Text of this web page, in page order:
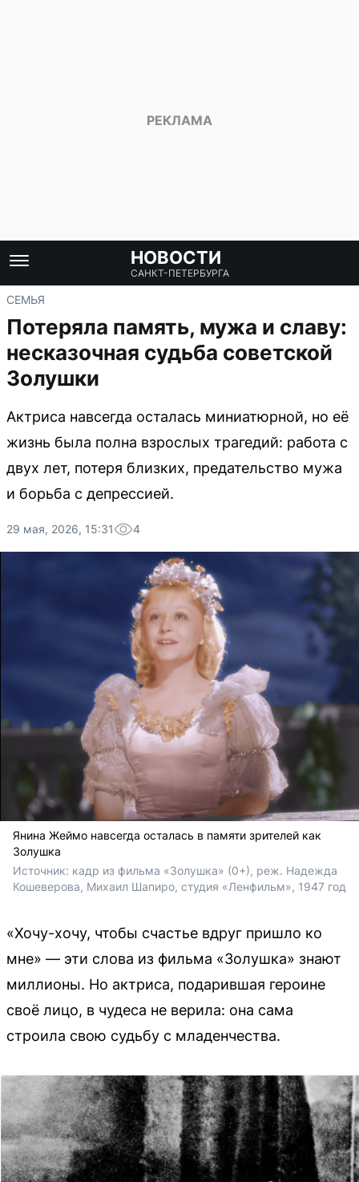
НОВОСТИ
САНКТ-ПЕТЕРБУРГА
СЕМЬЯ
Потеряла память, мужа и славу:
несказочная судьба советской
Золушки
Актриса навсегда осталась миниатюрной, но её
жизнь была полна взрослых трагедий: работа с
двух лет, потеря близких, предательство мужа
и борьба с депрессией.
29 мая, 2026, 15:31 4
Янина Жеймо навсегда осталась в памяти зрителей как
Золушка
Источник: кадр из фильма «Золушка» (0+), реж. Надежда
Кошеверова, Михаил Шапиро, студия «Ленфильм», 1947 год
«Хочу-хочу, чтобы счастье вдруг пришло ко
мне» — эти слова из фильма «Золушка» знают
миллионы. Но актриса, подарившая героине
своё лицо, в чудеса не верила: она сама
строила свою судьбу с младенчества.